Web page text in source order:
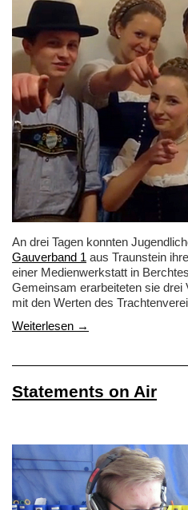
An drei Tagen konnten
Gauverband 1 aus Traunstein
einer Medienwerkstatt in
Gemeinsam erarbeiteten sie drei
mit den Werten des
Weiterlesen →
Statements on Air